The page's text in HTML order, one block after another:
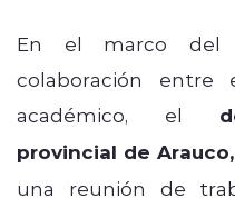
En el marco del
colaboración
académico, el
provincial de
una reunión de